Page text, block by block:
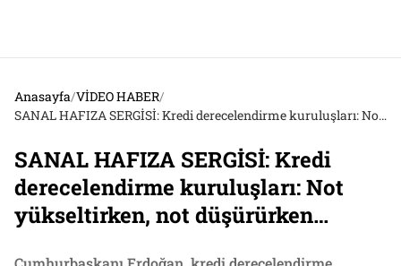
Anasayfa/VİDEO HABER/
SANAL HAFIZA SERGİSİ: Kredi derecelendirme kuruluşları: Not yükseltirken, not düşürürken…
SANAL HAFIZA SERGİSİ: Kredi
derecelendirme kuruluşları: Not
yükseltirken, not düşürürken…